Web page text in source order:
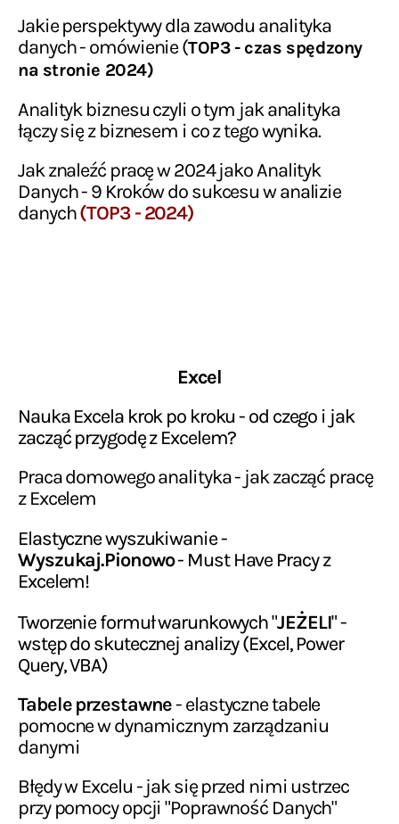
Jakie perspektywy dla zawodu analityka
danych - omówienie (TOP3 - czas spędzony
na stronie 2024)
Analityk biznesu czyli o tym jak analityka
łączy się z biznesem i co z tego wynika.
Jak znaleźć pracę w 2024 jako Analityk
Danych - 9 Kroków do sukcesu w analizie
danych(TOP3 - 2024)
Excel
Nauka Excela krok po kroku - od czego i jak
zacząć przygodę z Excelem?
Praca domowego analityka - jak zacząć pracę
z Excelem
Elastyczne wyszukiwanie -
Wyszukaj.Pionowo- Must Have Pracy z
Excelem!
Tworzenie formuł warunkowych "JEŻELI" -
wstęp do skutecznej analizy (Excel, Power
Query, VBA)
Tabele przestawne- elastyczne tabele
pomocne w dynamicznym zarządzaniu
danymi
Błędy w Excelu - jak się przed nimi ustrzec
przy pomocy opcji "Poprawność Danych"